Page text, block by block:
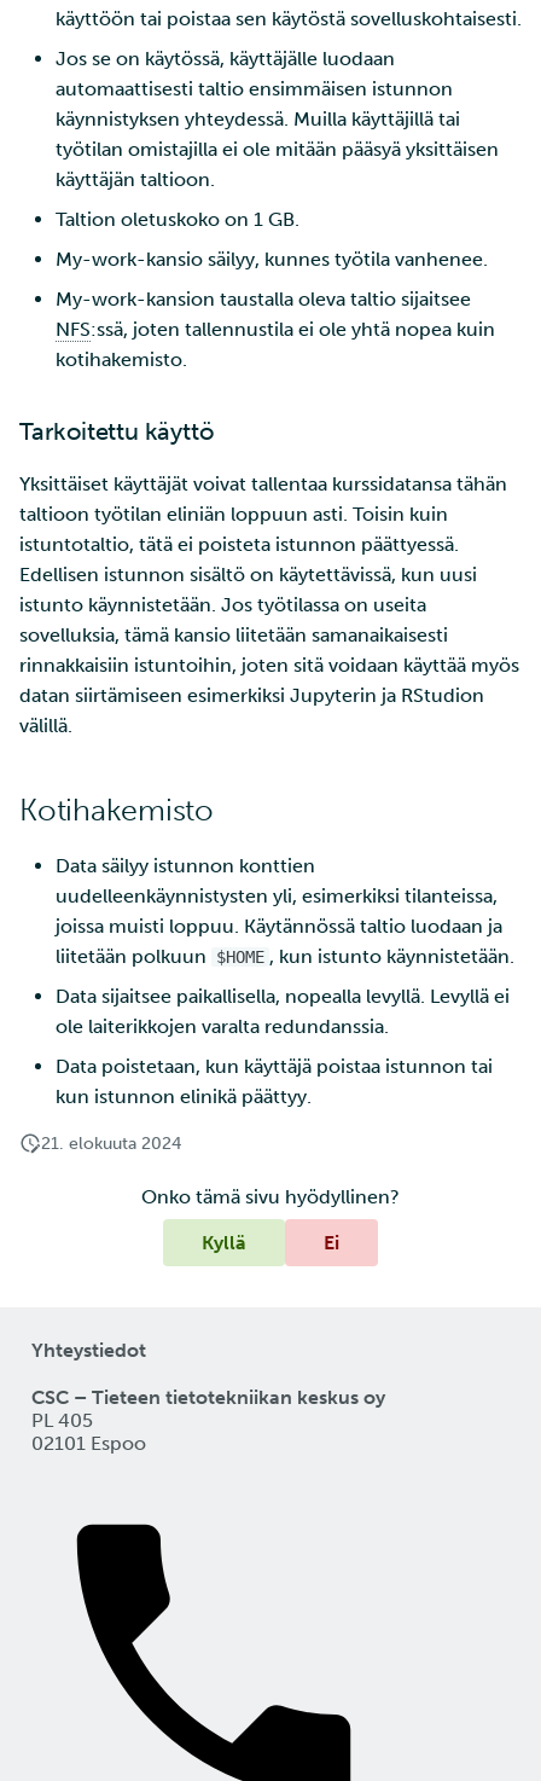
käyttöön tai poistaa sen käytöstä sovelluskohtaisesti.
Jos se on käytössä, käyttäjälle luodaan
automaattisesti taltio ensimmäisen istunnon
käynnistyksen yhteydessä. Muilla käyttäjillä tai
työtilan omistajilla ei ole mitään pääsyä yksittäisen
käyttäjän taltioon.
Taltion oletuskoko on 1 GB.
My-work-kansio säilyy, kunnes työtila vanhenee.
My-work-kansion taustalla oleva taltio sijaitsee
NFS:ssä, joten tallennustila ei ole yhtä nopea kuin
kotihakemisto.
Tarkoitettu käyttö
Yksittäiset käyttäjät voivat tallentaa kurssidatansa tähän
taltioon työtilan eliniän loppuun asti. Toisin kuin
istuntotaltio, tätä ei poisteta istunnon päättyessä.
Edellisen istunnon sisältö on käytettävissä, kun uusi
istunto käynnistetään. Jos työtilassa on useita
sovelluksia, tämä kansio liitetään samanaikaisesti
rinnakkaisiin istuntoihin, joten sitä voidaan käyttää myös
datan siirtämiseen esimerkiksi Jupyterin ja RStudion
välillä.
Kotihakemisto
Data säilyy istunnon konttien
uudelleenkäynnistysten yli, esimerkiksi tilanteissa,
joissa muisti loppuu. Käytännössä taltio luodaan ja
liitetään polkuun
$HOME , kun istunto käynnistetään.
Data sijaitsee paikallisella, nopealla levyllä. Levyllä ei
ole laiterikkojen varalta redundanssia.
Data poistetaan, kun käyttäjä poistaa istunnon tai
kun istunnon elinikä päättyy.
21. elokuuta 2024
Onko tämä sivu hyödyllinen?
Kyllä
Ei
Yhteystiedot
CSC – Tieteen tietotekniikan keskus oy
PL 405
02101 Espoo